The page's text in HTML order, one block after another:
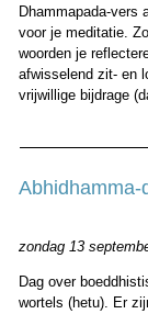
Dhammapada-vers
voor je meditatie.
woorden je
afwisselend zit- en
vrijwillige bijdrage
Abhidhamma-
zondag 13
Dag over
wortels (hetu). Er